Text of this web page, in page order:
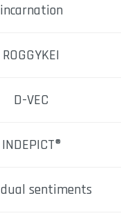
incarnation
ROGGYKEI
D-VEC
INDEPICT®
sentiments